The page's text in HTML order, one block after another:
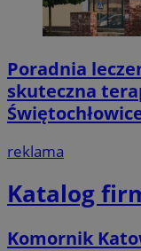
Poradnia
skuteczna
reklama
Katalog
Komornik